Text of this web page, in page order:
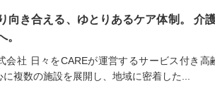
向き合える、ゆとりあるケア体制。 介
。
会社 日々をCAREが運営するサービス付き
複数の施設を展開し、地域に密着した...